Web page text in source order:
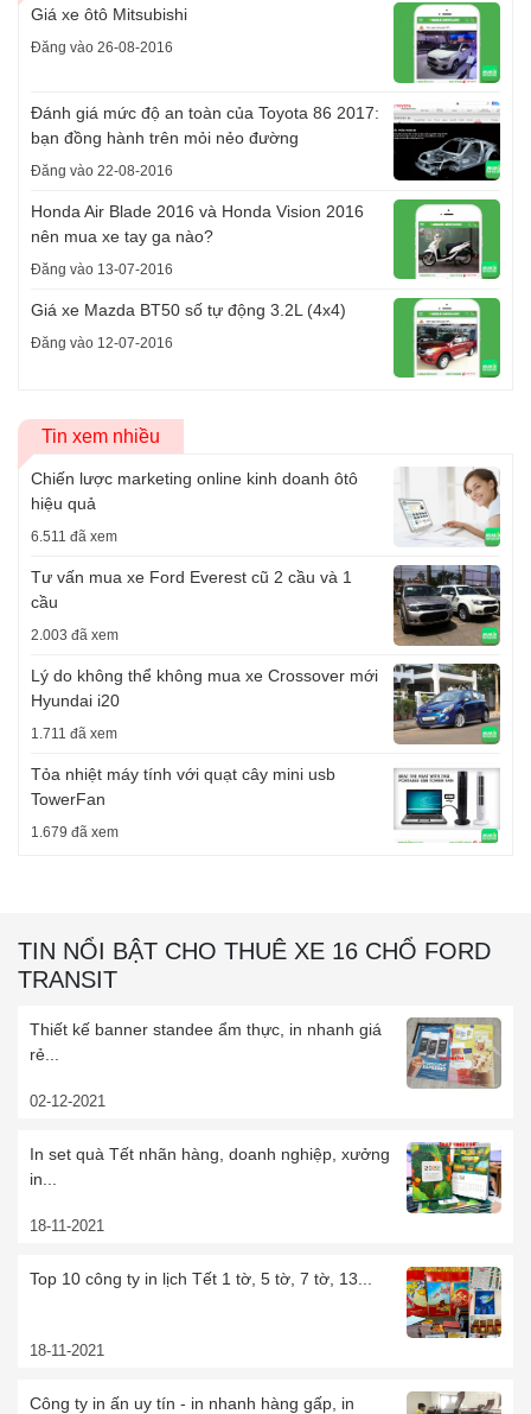
Giá xe ôtô Mitsubishi
Đăng vào 26-08-2016
Đánh giá mức độ an toàn của Toyota 86 2017:
bạn đồng hành trên mỏi nẻo đường
Đăng vào 22-08-2016
Honda Air Blade 2016 và Honda Vision 2016
nên mua xe tay ga nào?
Đăng vào 13-07-2016
Giá xe Mazda BT50 số tự động 3.2L (4x4)
Đăng vào 12-07-2016
Tin xem nhiều
Chiến lược marketing online kinh doanh ôtô
hiệu quả
6.511 đã xem
Tư vấn mua xe Ford Everest cũ 2 cầu và 1
cầu
2.003 đã xem
Lý do không thể không mua xe Crossover mới
Hyundai i20
1.711 đã xem
Tỏa nhiệt máy tính với quạt cây mini usb
TowerFan
1.679 đã xem
TIN NỔI BẬT CHO THUÊ XE 16 CHỔ FORD
TRANSIT
Thiết kế banner standee ẩm thực, in nhanh giá
rẻ...
02-12-2021
In set quà Tết nhãn hàng, doanh nghiệp, xưởng
in...
18-11-2021
Top 10 công ty in lịch Tết 1 tờ, 5 tờ, 7 tờ, 13...
18-11-2021
Công ty in ấn uy tín - in nhanh hàng gấp, in